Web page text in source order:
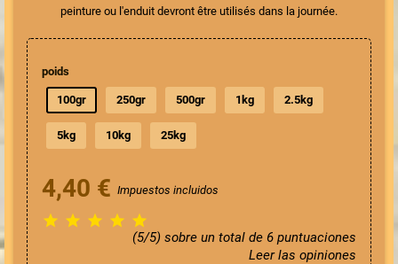
peinture ou l'enduit devront être utilisés dans la journée.
poids
100gr 250gr 500gr 1kg 2.5kg
5kg 10kg 25kg
4,40 € Impuestos incluidos
    
(5/5) sobre un total de 6 puntuaciones
Leer las opiniones